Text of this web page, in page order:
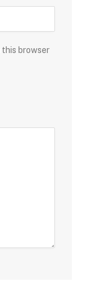
this browser